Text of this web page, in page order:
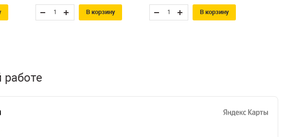
В корзину В корзину